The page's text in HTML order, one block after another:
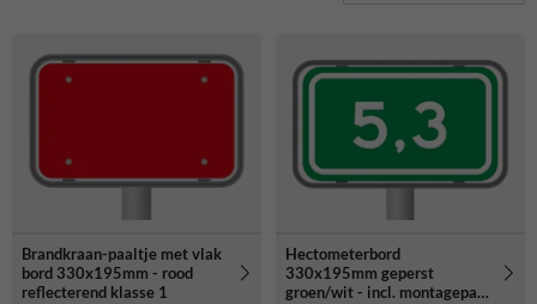
Brandkraan-paaltje met vlak
bord 330x195mm - rood
reflecterend klasse 1
Hectometerbord
330x195mm geperst
groen/wit - incl. montagepaal